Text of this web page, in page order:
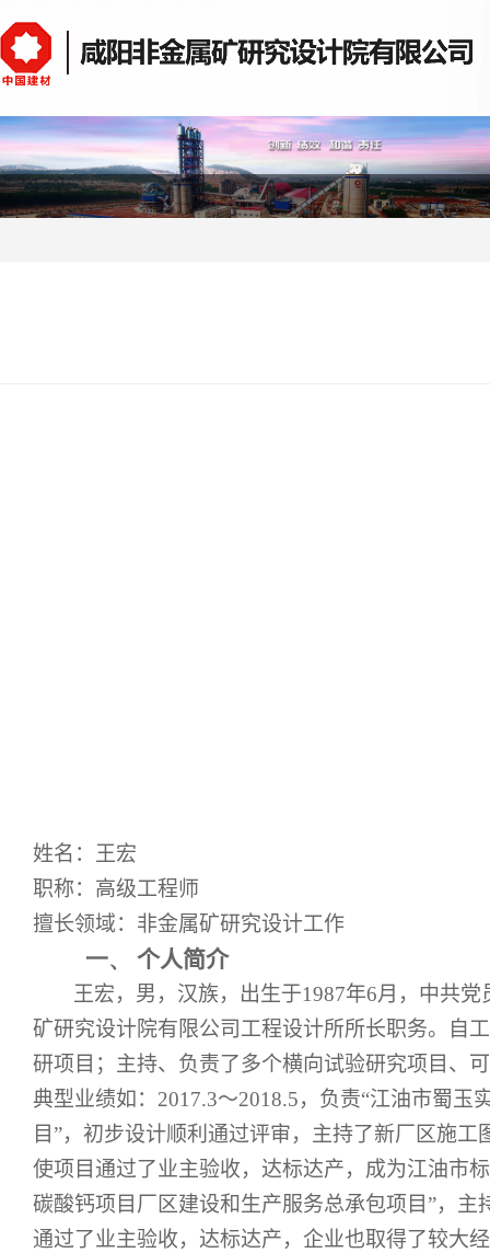
姓名：王宏
职称：高级工程师
擅长领域：非金属矿研究设计工作
一、 个人简介
王宏，男，汉族，出生于1987年6月，中共党
矿研究设计院有限公司工程设计所所长职务。自
研项目；主持、负责了多个横向试验研究项目、
典型业绩如： 2017.3～2018.5，负责“江油市蜀玉
目”，初步设计顺利通过评审，主持了新厂区施
使项目通过了业主验收，达标达产，成为江油市
碳酸钙项目厂区建设和生产服务总承包项目”，
通过了业主验收，达标达产，企业也取得了较大